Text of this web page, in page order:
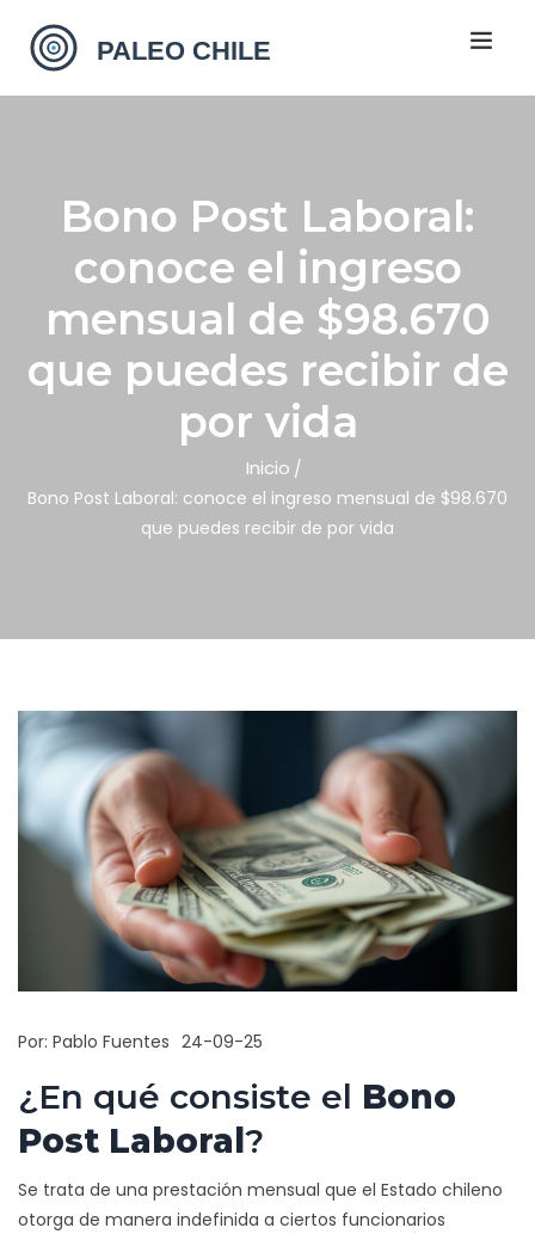
Bono Post Laboral:
conoce el ingreso
mensual de $98.670
que puedes recibir de
por vida
Inicio
Bono Post Laboral: conoce el ingreso mensual de $98.670
que puedes recibir de por vida
Por: Pablo Fuentes 24-09-25
¿En qué consiste el Bono
Post Laboral ?
Se trata de una prestación mensual que el Estado chileno
otorga de manera indefinida a ciertos funcionarios